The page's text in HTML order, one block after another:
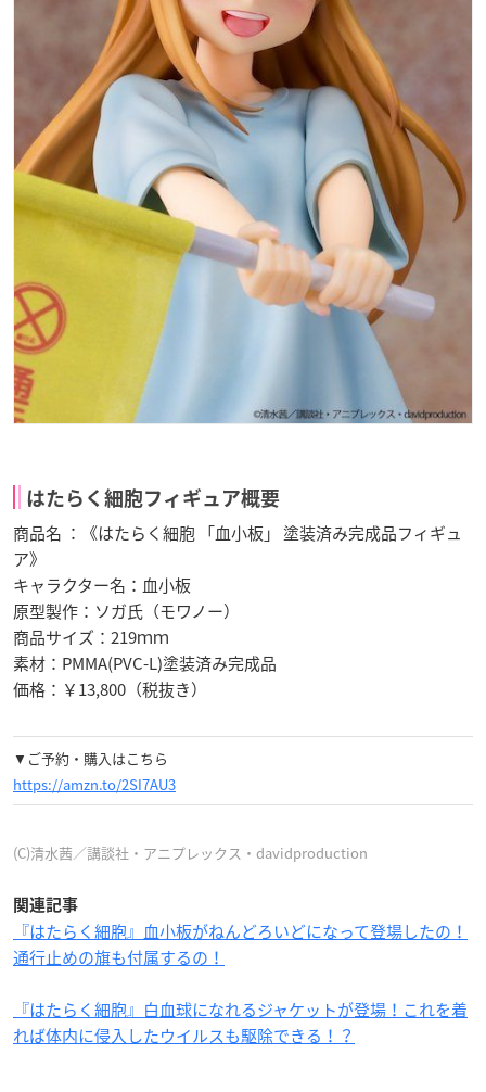
はたらく細胞フィギュア概要
商品名 ：《はたらく細胞 「血小板」 塗装済み完成品フィギュ
ア》
キャラクター名：血小板
原型製作：ソガ氏（モワノー）
商品サイズ：219ｍｍ
素材：PMMA(PVC-L)塗装済み完成品
価格：￥13,800（税抜き）
▼ご予約・購入はこちら
https://amzn.to/2SI7AU3
(C)清水茜／講談社・アニプレックス・davidproduction
関連記事
『はたらく細胞』血小板がねんどろいどになって登場したの！
通行止めの旗も付属するの！
『はたらく細胞』白血球になれるジャケットが登場！これを着
れば体内に侵入したウイルスも駆除できる！？